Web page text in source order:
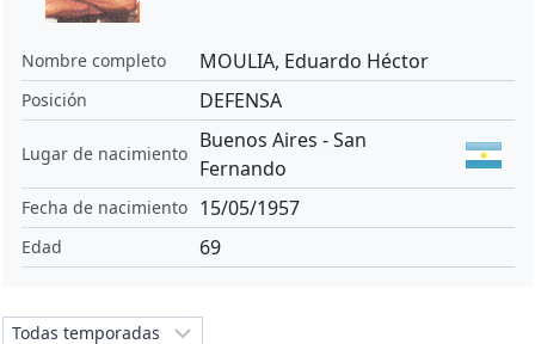
Nombre completo MOULIA, Eduardo Héctor
Posición DEFENSA
Lugar de nacimiento
Buenos Aires - San
Fernando
Fecha de nacimiento 15/05/1957
Edad 69